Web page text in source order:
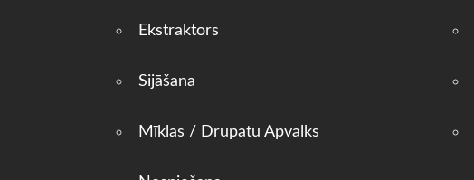
Ekstraktors
Sijāšana
Mīklas / Drupatu Apvalks